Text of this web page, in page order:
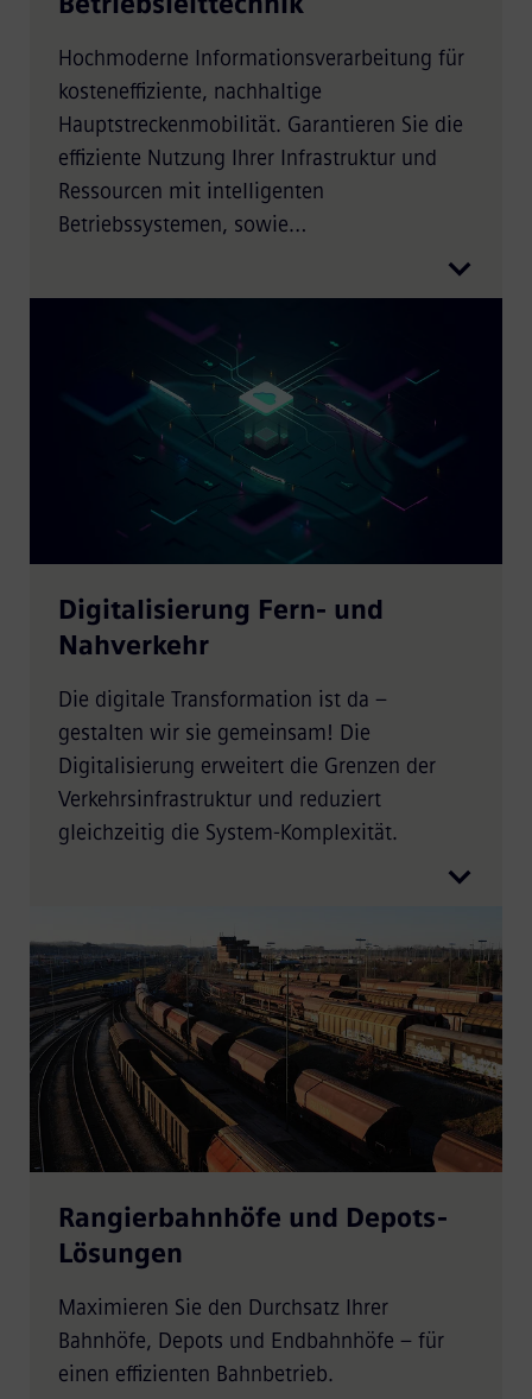
Hochmoderne Informationsverarbeitung für
kosteneffiziente, nachhaltige
Hauptstreckenmobilität. Garantieren Sie die
effiziente Nutzung Ihrer Infrastruktur und
Ressourcen mit intelligenten
Betriebssystemen, sowie
maßgeschneiderten Dispositions-, Planungs-
Digitalisierung Fern- und
Nahverkehr
Die digitale Transformation ist da –
gestalten wir sie gemeinsam! Die
Digitalisierung erweitert die Grenzen der
Verkehrsinfrastruktur und reduziert
gleichzeitig die System-Komplexität.
Rangierbahnhöfe und Depots-
Lösungen
Maximieren Sie den Durchsatz Ihrer
Bahnhöfe, Depots und Endbahnhöfe – für
einen effizienten Bahnbetrieb.